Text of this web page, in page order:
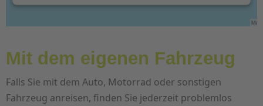
Mit dem eigenen Fahrzeug
Falls Sie mit dem Auto, Motorrad oder sonstigen
Fahrzeug anreisen, finden Sie jederzeit problemlos